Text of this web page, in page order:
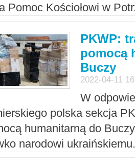
Pomoc Kościołowi w
PKWP:
pomocą
Buczy
2022-04-11
W
polska sekcja
humanitarną do
narodowi